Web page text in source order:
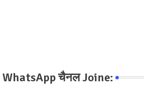
WhatsApp चैनल Joine: